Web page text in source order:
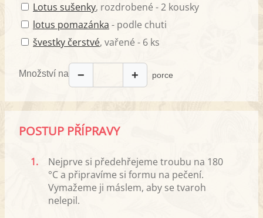
Lotus sušenky, rozdrobené - 2 kousky
lotus pomazánka - podle chuti
švestky čerstvé, vařené - 6 ks
Množství na − + porce
POSTUP PŘÍPRAVY
1.
Nejprve si předehřejeme troubu na 180
°C a připravíme si formu na pečení.
Vymažeme ji máslem, aby se tvaroh
nelepil.